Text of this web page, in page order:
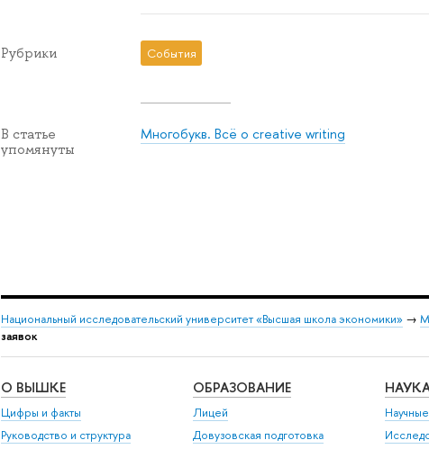
Рубрики События
В статье
упомянуты
Многобукв. Всё о creative writing
Национальный исследовательский университет «Высшая школа экономики» →
заявок
О ВЫШКЕ
Цифры и факты
Руководство и структура
ОБРАЗОВАНИЕ
Лицей
Довузовская подготовка